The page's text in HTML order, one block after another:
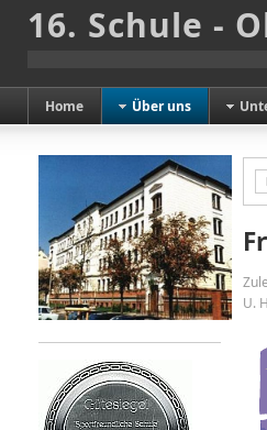
16. Schule -
Home Über uns
U.